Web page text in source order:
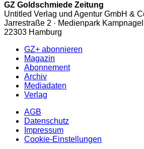
GZ Goldschmiede Zeitung
Untitled Verlag und Agentur GmbH &
Jarrestraße 2 · Medienpark Kampnagel
22303 Hamburg
GZ+ abonnieren
Magazin
Abonnement
Archiv
Mediadaten
Verlag
AGB
Datenschutz
Impressum
Cookie-Einstellungen